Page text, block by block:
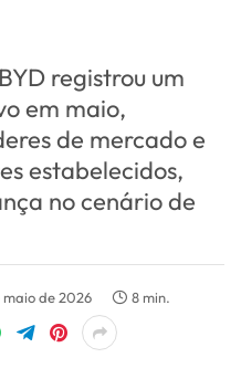
registrou um
em maio,
de mercado e
estabelecidos,
no cenário de
maio de 2026
8 min.